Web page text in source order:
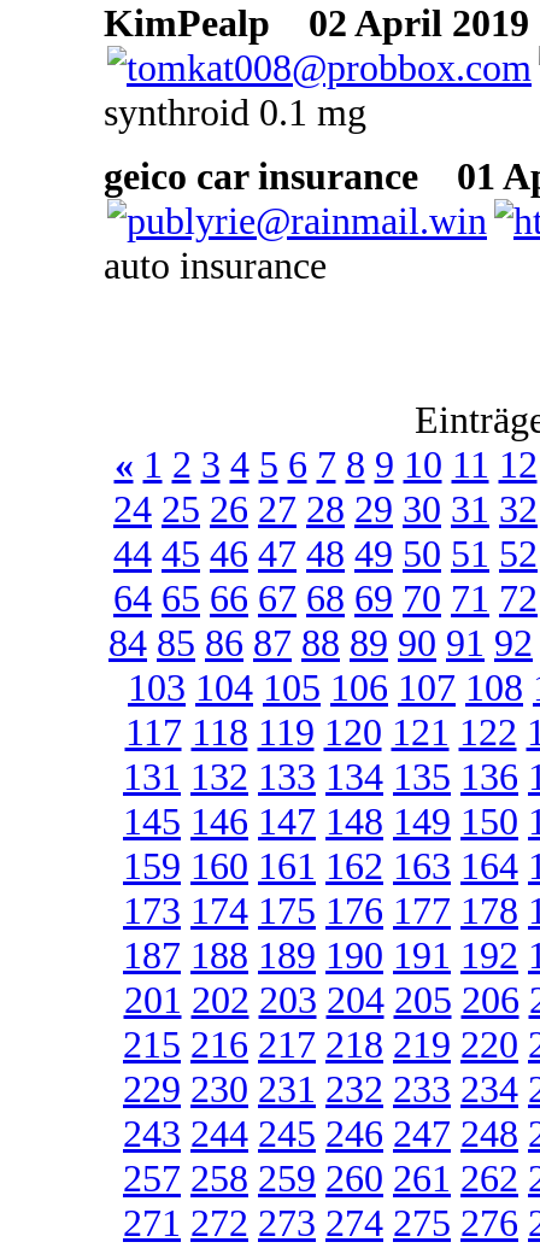
KimPealp
02 April 2019
synthroid 0.1 mg
geico car insurance
01
auto insurance
« 1 2 3 4 5 6 7 8 9 10 11 12
24 25 26 27 28 29 30 31 32
44 45 46 47 48 49 50 51 52
64 65 66 67 68 69 70 71 72
84 85 86 87 88 89 90 91 92
103 104 105 106 107 108
117 118 119 120 121 122
131 132 133 134 135 136
145 146 147 148 149 150
159 160 161 162 163 164
173 174 175 176 177 178
187 188 189 190 191 192
201 202 203 204 205 206
215 216 217 218 219 220
229 230 231 232 233 234
243 244 245 246 247 248
257 258 259 260 261 262
271 272 273 274 275 276